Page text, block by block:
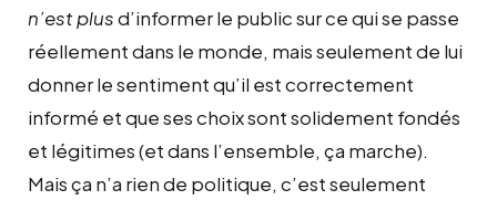
n’est plusd’informer le public sur ce qui se passe
réellement dans le monde, mais seulement de lui
donner le sentiment qu’il est correctement
informé et que ses choix sont solidement fondés
et légitimes (et dans l’ensemble, ça marche).
Mais ça n’a rien de politique, c’est seulement